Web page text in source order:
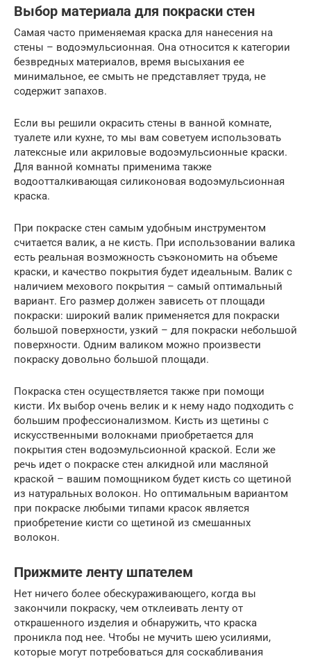
Выбор материала для покраски стен
Самая часто применяемая краска для нанесения на
стены – водоэмульсионная. Она относится к категории
безвредных материалов, время высыхания ее
минимальное, ее смыть не представляет труда, не
содержит запахов.
Если вы решили окрасить стены в ванной комнате,
туалете или кухне, то мы вам советуем использовать
латексные или акриловые водоэмульсионные краски.
Для ванной комнаты применима также
водоотталкивающая силиконовая водоэмульсионная
краска.
При покраске стен самым удобным инструментом
считается валик, а не кисть. При использовании валика
есть реальная возможность съэкономить на объеме
краски, и качество покрытия будет идеальным. Валик с
наличием мехового покрытия – самый оптимальный
вариант. Его размер должен зависеть от площади
покраски: широкий валик применяется для покраски
большой поверхности, узкий – для покраски небольшой
поверхности. Одним валиком можно произвести
покраску довольно большой площади.
Покраска стен осуществляется также при помощи
кисти. Их выбор очень велик и к нему надо подходить с
большим профессионализмом. Кисть из щетины с
искусственными волокнами приобретается для
покрытия стен водоэмульсионной краской. Если же
речь идет о покраске стен алкидной или масляной
краской – вашим помощником будет кисть со щетиной
из натуральных волокон. Но оптимальным вариантом
при покраске любыми типами красок является
приобретение кисти со щетиной из смешанных
волокон.
Прижмите ленту шпателем
Нет ничего более обескураживающего, когда вы
закончили покраску, чем отклеивать ленту от
открашенного изделия и обнаружить, что краска
проникла под нее. Чтобы не мучить шею усилиями,
которые могут потребоваться для соскабливания